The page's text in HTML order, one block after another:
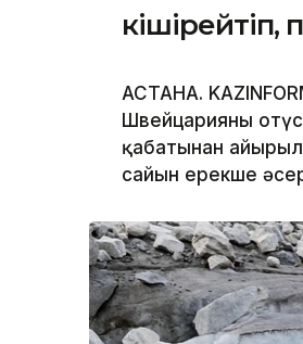
кішірейтіп,
АСТАНА.
Швейцарияның
қабатынан
сайын ерекше